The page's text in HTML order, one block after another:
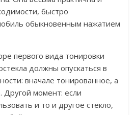
быстро
обыкновенным нажатием
первого вида тонировки
должны опускаться в
вначале тонированное, а
Другой момент: если
и то и другое стекло,